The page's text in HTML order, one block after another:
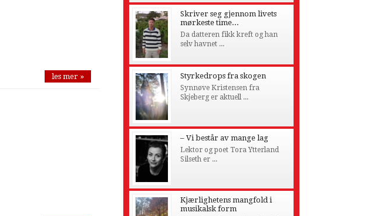
les mer »
Skriver seg gjennom livets
mørkeste time...
Da datteren fikk kreft og han
selv havnet ...
Styrkedrops fra skogen
Synnøve Kristensen fra
Skjeberg er aktuell ...
– Vi består av mange lag
Lektor og poet Tora Ytterland
Silseth er ...
Kjærlighetens mangfold i
musikalsk form